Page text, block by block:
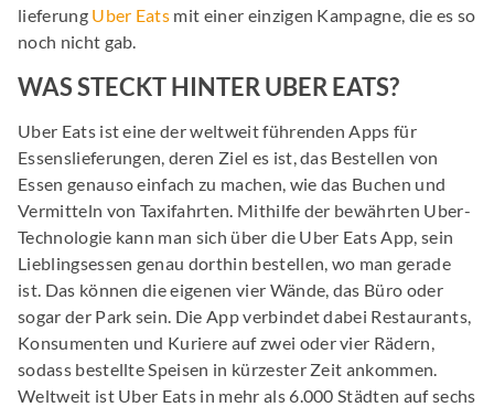
lieferung Uber Eats mit einer einzigen Kampagne, die es so
noch nicht gab.
WAS STECKT HINTER UBER EATS?
Uber Eats ist eine der weltweit führenden Apps für
Essenslieferungen, deren Ziel es ist, das Bestellen von
Essen genauso einfach zu machen, wie das Buchen und
Vermitteln von Taxifahrten. Mithilfe der bewährten Uber-
Technologie kann man sich über die Uber Eats App, sein
Lieblingsessen genau dorthin bestellen, wo man gerade
ist. Das können die eigenen vier Wände, das Büro oder
sogar der Park sein. Die App verbindet dabei Restaurants,
Konsumenten und Kuriere auf zwei oder vier Rädern,
sodass bestellte Speisen in kürzester Zeit ankommen.
Weltweit ist Uber Eats in mehr als 6.000 Städten auf sechs